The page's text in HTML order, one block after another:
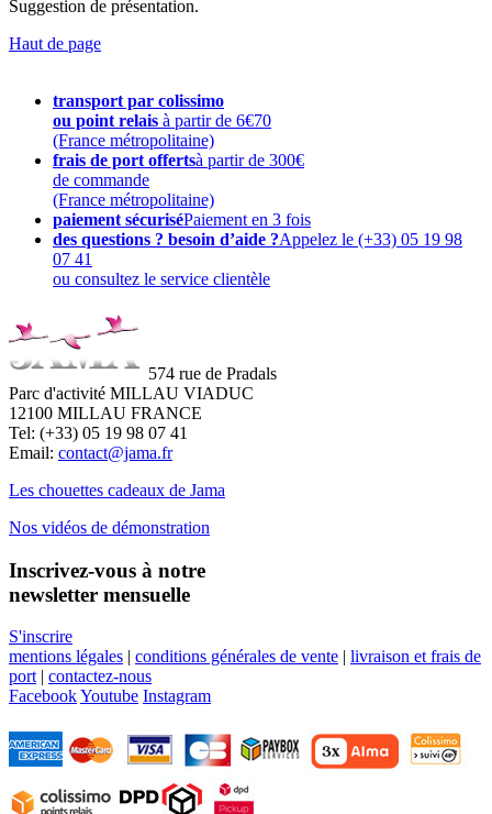
Suggestion de présentation.
Haut de page
transport par colissimo
ou point relais à partir de 6€70
(France métropolitaine)
frais de port offertsà partir de 300€
de commande
(France métropolitaine)
paiement sécuriséPaiement en 3 fois
des questions ? besoin d’aide ?Appelez le (+33) 05 19 98
07 41
ou consultez le service clientèle
574 rue de Pradals
Parc d'activité MILLAU VIADUC
12100 MILLAU FRANCE
Tel: (+33) 05 19 98 07 41
Email: contact@jama.fr
Les chouettes cadeaux de Jama
Nos vidéos de démonstration
Inscrivez-vous à notre
newsletter mensuelle
S'inscrire
mentions légales | conditions générales de vente | livraison et frais de
port | contactez-nous
FacebookYoutube Instagram